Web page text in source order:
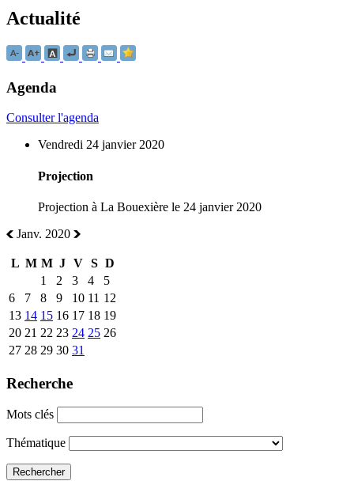
Actualité
Agenda
Consulter l'agenda
Vendredi 24 janvier 2020
Projection
Projection à La Bouexière le 24 janvier 2020
Janv. 2020
L M M J V S D
1
2 3 4
5
6
7 8 9 10 11 12
13 14 15 16 17 18 19
20 21 22 23 24 25 26
27 28 29 30 31
Recherche
Mots clés
Thématique